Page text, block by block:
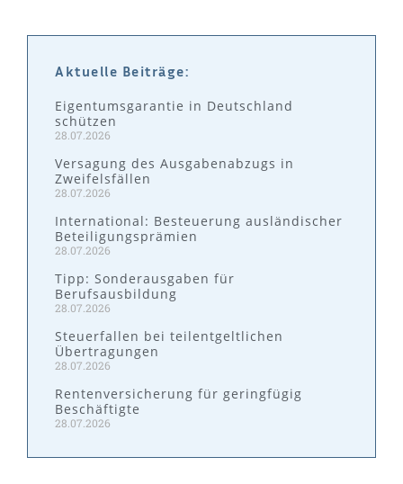
Aktuelle Beiträge:
Eigentumsgarantie in Deutschland
schützen
28.07.2026
Versagung des Ausgabenabzugs in
Zweifelsfällen
28.07.2026
International: Besteuerung ausländischer
Beteiligungsprämien
28.07.2026
Tipp: Sonderausgaben für
Berufsausbildung
28.07.2026
Steuerfallen bei teilentgeltlichen
Übertragungen
28.07.2026
Rentenversicherung für geringfügig
Beschäftigte
28.07.2026